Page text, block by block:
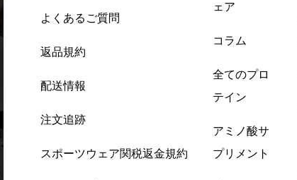
よくあるご質問
返品規約
配送情報
注文追跡
スポーツウェア関税返金規約
ェア
コラム
全てのプロ
テイン
アミノ酸サ
プリメント